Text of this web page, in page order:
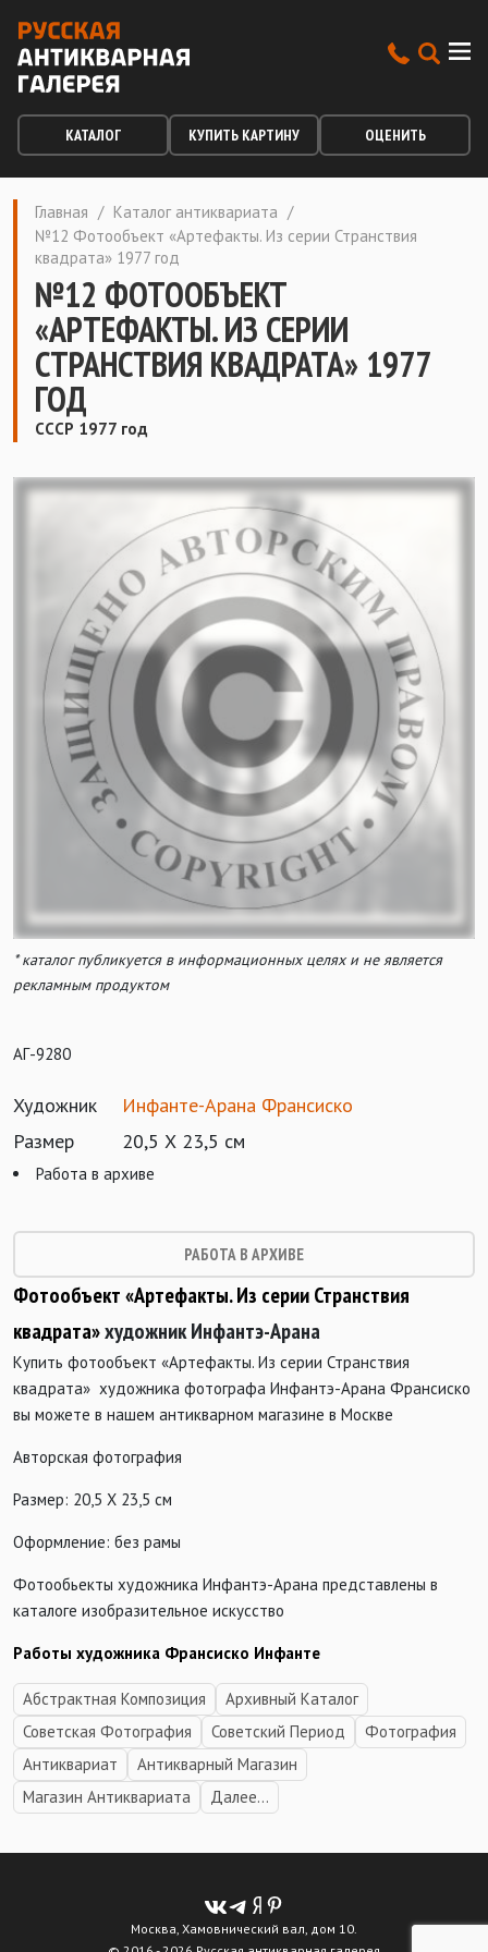
КАТАЛОГ КУПИТЬ КАРТИНУ ОЦЕНИТЬ
Главная / Каталог антиквариата /
№12 Фотообъект «Артефакты. Из серии Странствия
квадрата» 1977 год
№12 ФОТООБЪЕКТ
«АРТЕФАКТЫ. ИЗ СЕРИИ
СТРАНСТВИЯ КВАДРАТА» 1977
ГОД
СССР 1977 год
* каталог публикуется в информационных целях и не является
рекламным продуктом
АГ-9280
Художник
Инфанте-Арана Франсиско
Размер
20,5 Х 23,5 см
Работа в архиве
РАБОТА В АРХИВЕ
Фотообъект «Артефакты. Из серии Странствия
квадрата»художник Инфантэ-Арана
Купить фотообъект «Артефакты. Из серии Странствия
квадрата» художника фотографа Инфантэ-Арана Франсиско
вы можете в нашем антикварном магазине в Москве
Авторская фотография
Размер: 20,5 Х 23,5 см
Оформление: без рамы
Фотообьекты художника Инфантэ-Арана представлены в
каталоге изобразительное искусство
Работы художника Франсиско Инфанте
Абстрактная Композиция
Архивный Каталог
Советская Фотография
Советский Период
Фотография
Антиквариат
Антикварный Магазин
Магазин Антиквариата
Далее...
Москва, Хамовнический вал, дом 10.